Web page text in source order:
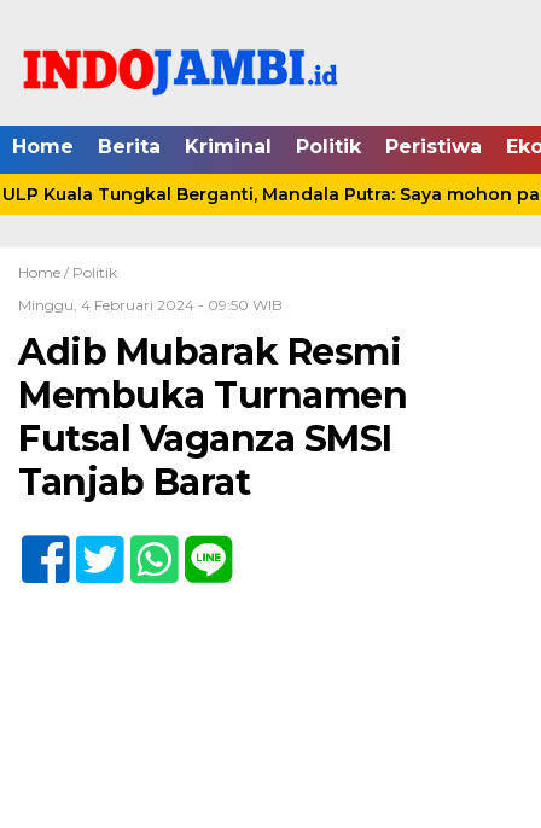
Home Berita Kriminal Politik Peristiwa
Kuala Tungkal Berganti, Mandala Putra: Saya mohon
Home / Politik
Minggu, 4 Februari 2024 - 09:50 WIB
Adib Mubarak Resmi
Membuka Turnamen
Futsal Vaganza SMSI
Tanjab Barat